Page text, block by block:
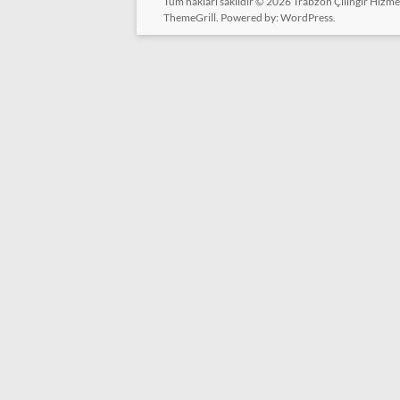
ThemeGrill. Powered by: WordPress.